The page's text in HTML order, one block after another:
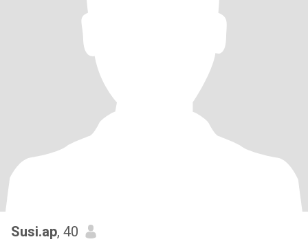
Susi.ap, 40